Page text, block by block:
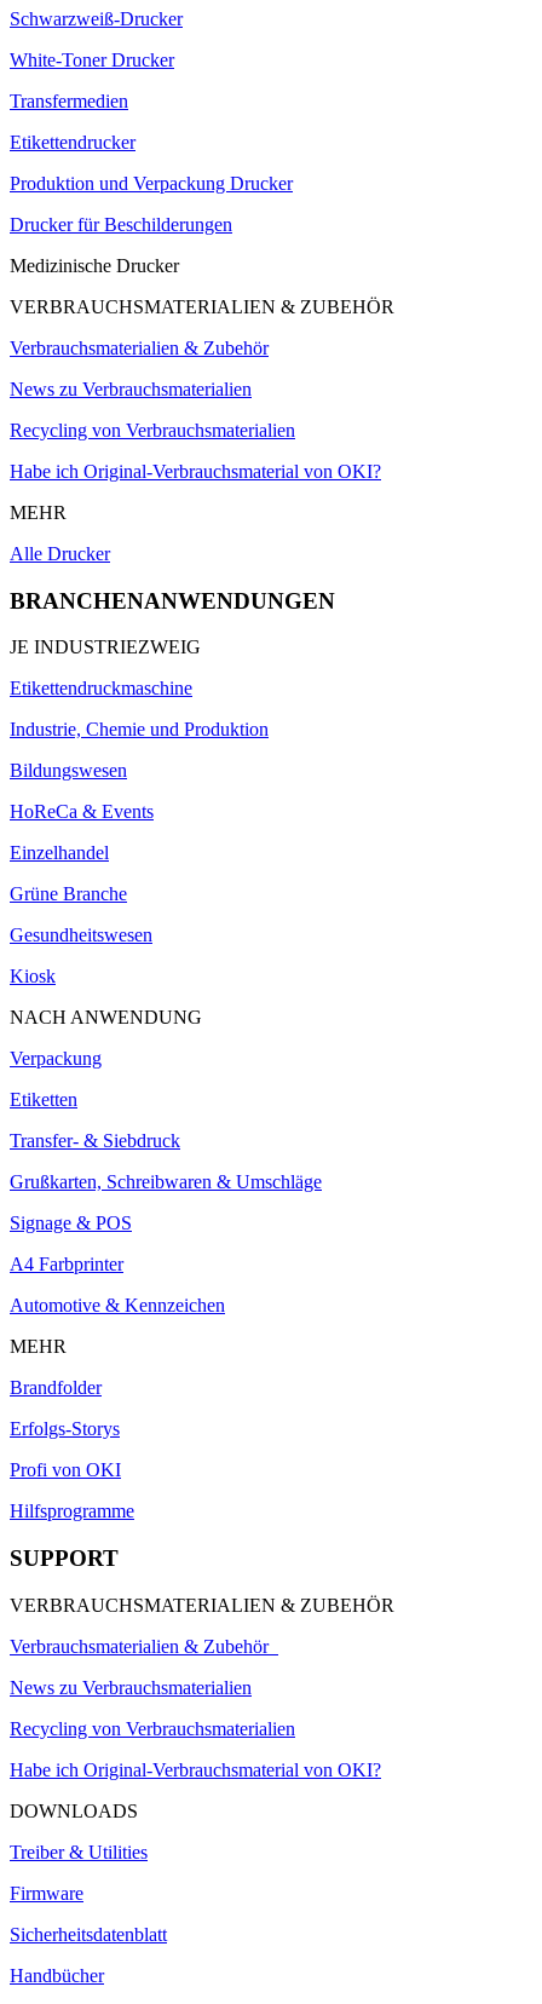
Schwarzweiß-Drucker
White-Toner Drucker
Transfermedien
Etikettendrucker
Produktion und Verpackung Drucker
Drucker für Beschilderungen
Medizinische Drucker
VERBRAUCHSMATERIALIEN & ZUBEHÖR
Verbrauchsmaterialien & Zubehör
News zu Verbrauchsmaterialien
Recycling von Verbrauchsmaterialien
Habe ich Original-Verbrauchsmaterial von OKI?
MEHR
Alle Drucker
BRANCHENANWENDUNGEN
JE INDUSTRIEZWEIG
Etikettendruckmaschine
Industrie, Chemie und Produktion
Bildungswesen
HoReCa & Events
Einzelhandel
Grüne Branche
Gesundheitswesen
Kiosk
NACH ANWENDUNG
Verpackung
Etiketten
Transfer- & Siebdruck
Grußkarten, Schreibwaren & Umschläge
Signage & POS
A4 Farbprinter
Automotive & Kennzeichen
MEHR
Brandfolder
Erfolgs-Storys
Profi von OKI
Hilfsprogramme
SUPPORT
VERBRAUCHSMATERIALIEN & ZUBEHÖR
Verbrauchsmaterialien & Zubehör
News zu Verbrauchsmaterialien
Recycling von Verbrauchsmaterialien
Habe ich Original-Verbrauchsmaterial von OKI?
DOWNLOADS
Treiber & Utilities
Firmware
Sicherheitsdatenblatt
Handbücher